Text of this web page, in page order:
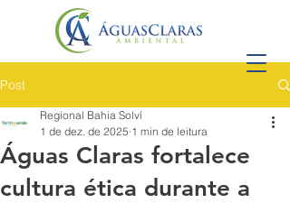
Post
Águas Claras fortalece
cultura ética durante a
Regional Bahia Solví
1 de dez. de 2025 1 min de leitura